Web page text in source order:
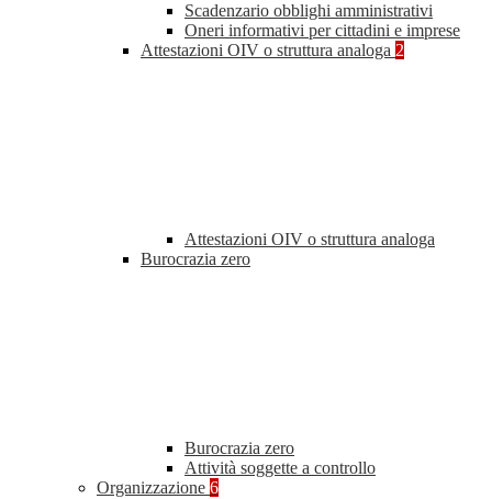
Scadenzario obblighi amministrativi
Oneri informativi per cittadini e imprese
Attestazioni OIV o struttura analoga 2
Attestazioni OIV o struttura analoga
Burocrazia zero
Burocrazia zero
Attività soggette a controllo
Organizzazione 6